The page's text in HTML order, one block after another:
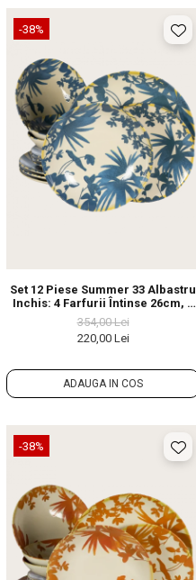
-38%
Set 12 Piese Summer 33 Albastru
Inchis: 4 Farfurii Întinse 26cm, 4
Farfurii Desert 20cm & 4 Boluri
21cm/500ml
354,00 Lei
220,00 Lei
ADAUGA IN COS
-38%